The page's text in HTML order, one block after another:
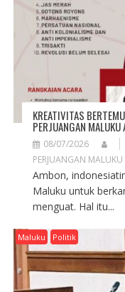
KREATIVITAS
PERJUANGAN
08/07/2026
PERJUANGAN MALUKU
Ambon,
Maluku untuk
menguat. Hal itu...
Maluku Politik